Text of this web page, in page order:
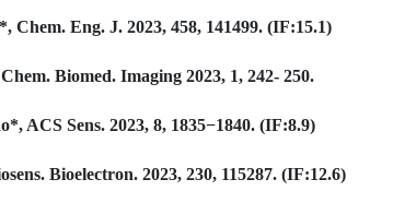
Eng. J. 2023, 458, 141499. (IF:15.1)
Biomed. Imaging 2023, 1, 242- 250.
ACS Sens. 2023, 8, 1835−1840. (IF:8.9)
Bioelectron. 2023, 230, 115287. (IF:12.6)